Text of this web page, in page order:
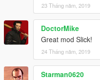
23 Tháng năm, 2019
DoctorMike
Great mod Slick!
24 Tháng năm, 2019
Starman0620